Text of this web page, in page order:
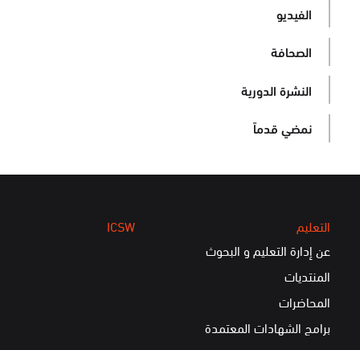
الفيديو
الصحافة
النشرة الدورية
نمضي قدماً
التعليم
عن إدارة التعليم و البحوث
المنتديات
المحاضرات
برامج الشهادات المعتمدة
ICSW